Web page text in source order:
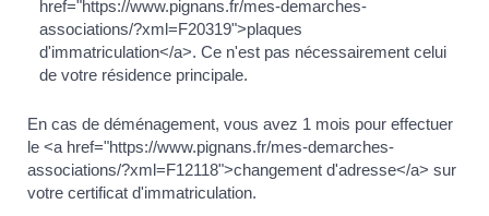
href="https://www.pignans.fr/mes-demarches-
associations/?xml=F20319">plaques
d'immatriculation</a>. Ce n'est pas nécessairement celui
de votre résidence principale.
En cas de déménagement, vous avez 1 mois pour effectuer
le <a href="https://www.pignans.fr/mes-demarches-
associations/?xml=F12118">changement d'adresse</a> sur
votre certificat d'immatriculation.